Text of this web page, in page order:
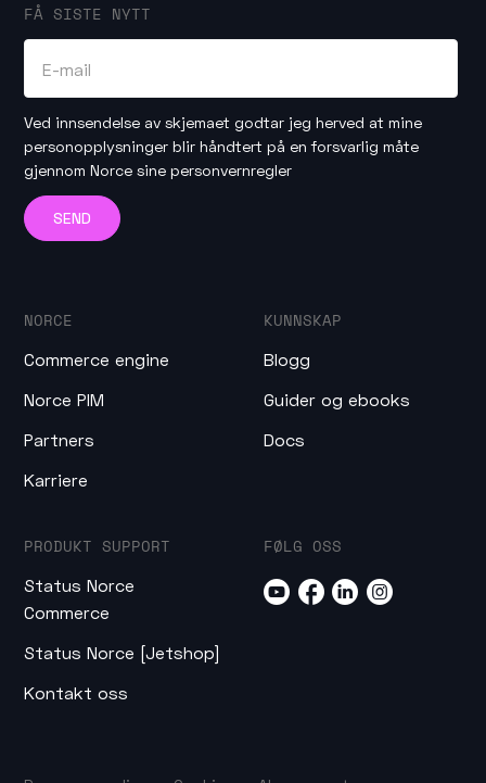
FÅ SISTE NYTT
Ved innsendelse av skjemaet godtar jeg herved at mine
personopplysninger blir håndtert på en forsvarlig måte
gjennom Norce sine personvernregler
NORCE
Commerce engine
Norce PIM
Partners
Karriere
KUNNSKAP
Blogg
Guider og ebooks
Docs
PRODUKT SUPPORT
Status Norce
Commerce
Status Norce [Jetshop]
Kontakt oss
FØLG OSS